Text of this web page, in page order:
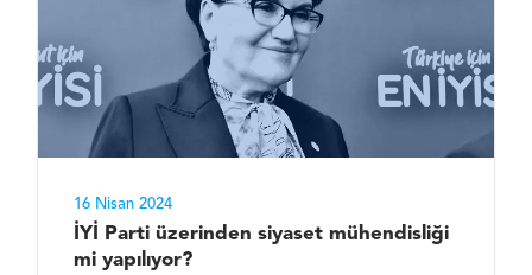
16 Nisan 2024
İYİ Parti üzerinden siyaset mühendisliği
mi yapılıyor?